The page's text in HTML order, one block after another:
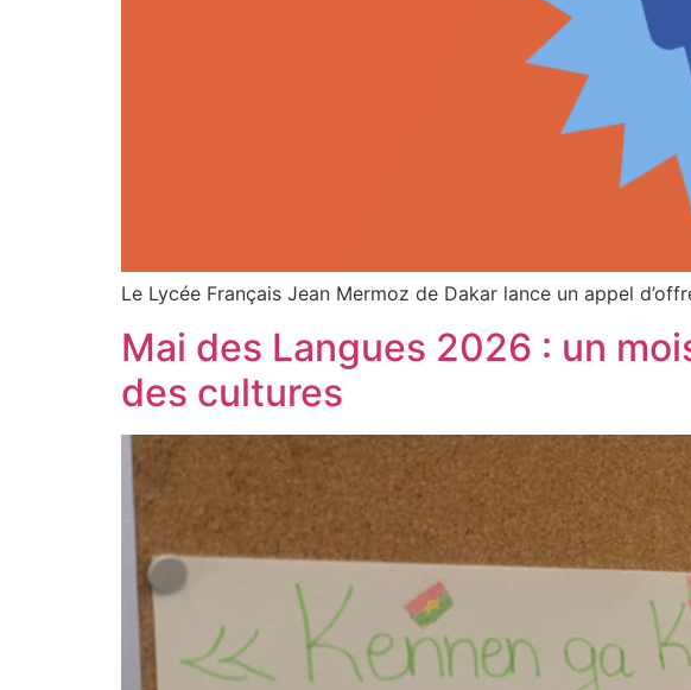
Le Lycée Français Jean Mermoz de Dakar lance un appel
Mai des Langues 2026 : un
des cultures